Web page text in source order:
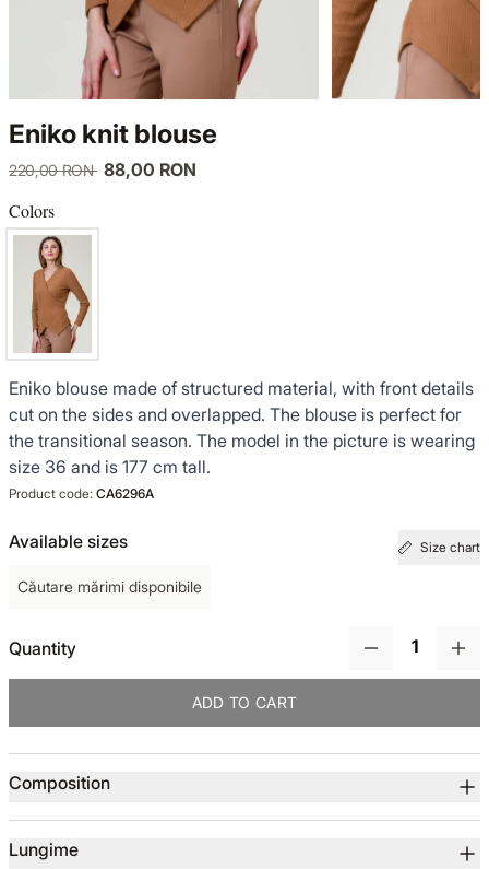
Eniko knit blouse
220,00 RON 88,00 RON
Colors
Eniko blouse made of structured material, with front details
cut on the sides and overlapped. The blouse is perfect for
the transitional season. The model in the picture is wearing
size 36 and is 177 cm tall.
Product code: CA6296A
Available sizes Size chart
Căutare mărimi disponibile
Quantity
ADD TO CART
Composition
Lungime
TWIN SETS
KNITWEAR
COATS
TINUTE DE OCAZIE
NOUTĂȚI
PRODUSE DIN IN
GARDEROBA DE VACANTA
TOTUL DE LA -30% LA -65%
JACKETS
VEZI TOATE REDUCERILE
SENSE LIMITED EDITION
BACK TO OFFICE